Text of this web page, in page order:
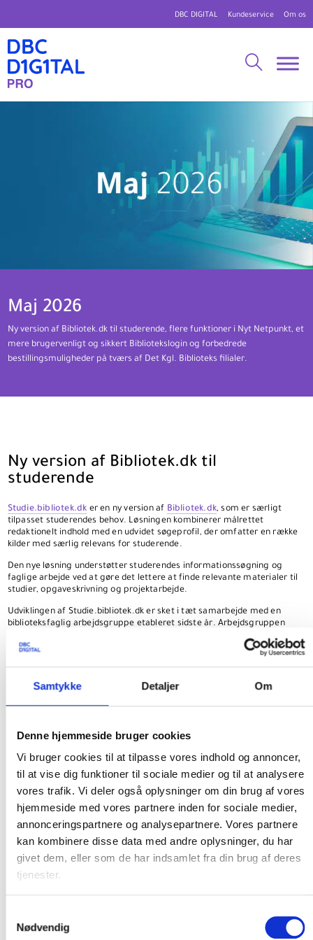
Samtykke Detaljer Om
Denne hjemmeside bruger cookies
Vi bruger cookies til at tilpasse vores indhold og annoncer,
til at vise dig funktioner til sociale medier og til at analysere
vores trafik. Vi deler også oplysninger om din brug af vores
hjemmeside med vores partnere inden for sociale medier,
annonceringspartnere og analysepartnere. Vores partnere
kan kombinere disse data med andre oplysninger, du har
givet dem, eller som de har indsamlet fra din brug af deres
tjenester.
Nødvendig
DBC DIGITAL Kundeservice Om os
Maj 2026
Ny version af Bibliotek.dk til studerende, flere funktioner i Nyt Netpunkt, et
mere brugervenligt og sikkert Bibliotekslogin og forbedrede
bestillingsmuligheder på tværs af Det Kgl. Biblioteks filialer.
Ny version af Bibliotek.dk til
studerende
Studie.bibliotek.dk er en ny version af Bibliotek.dk, som er særligt
tilpasset studerendes behov. Løsningen kombinerer målrettet
redaktionelt indhold med en udvidet søgeprofil, der omfatter en række
kilder med særlig relevans for studerende.
Den nye løsning understøtter studerendes informationssøgning og
faglige arbejde ved at gøre det lettere at finde relevante materialer til
studier, opgaveskrivning og projektarbejde.
Udviklingen af Studie.bibliotek.dk er sket i tæt samarbejde med en
biblioteksfaglig arbejdsgruppe etableret sidste år. Arbejdsgruppen
består af 13 personer fra forskellige biblioteker og har bidraget med
indgående viden om studerendes informationssøgning, brug af
faglitteratur og adgang til biblioteksressourcer, hvilket har været med
efterspurgte funktioner
Betaversionen af Netpunkter blevet udvidet med nye muligheder for
søgning og bestilling samt en række efterspurgte funktioner fra den
nuværende version af Netpunkt, integreret i det opdaterede design med
en mere moderne og overskuelig brugeroplevelse.
Det er nu muligt at vælge både generelle og specialiserede
materialetyper i en udvidet dropdown-liste ved søgning, hvilket gør
Overblik over anmeldelser og materialevurderinger af de forskellige
materialer uden lokaliseringer samt skaf-bestillinger af materialer
uden en eksisterende post. I forbindelse med skaf-bestillinger er der